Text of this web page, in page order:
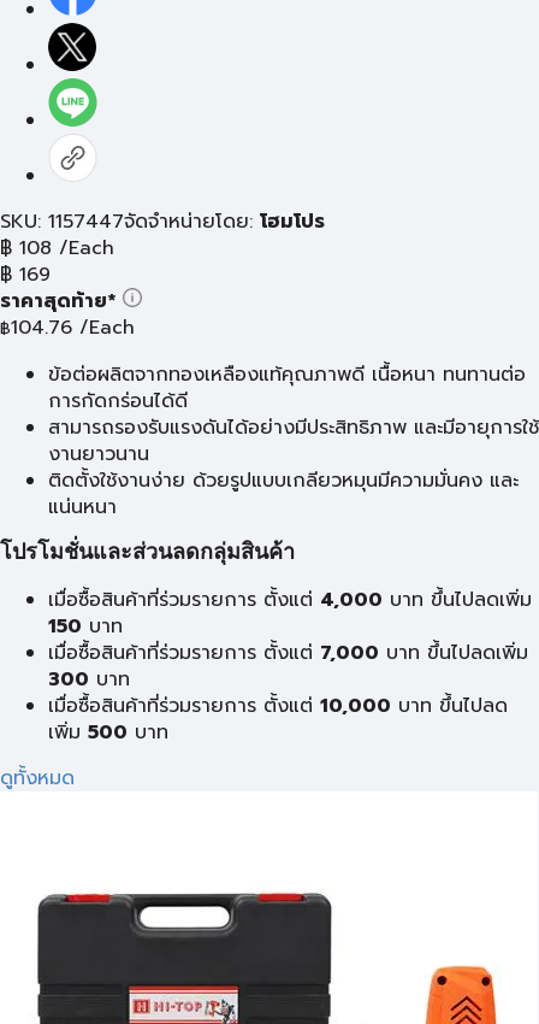
SKU: 1157447จัดจำหน่ายโดย: โฮมโปร
฿ 108 /Each
฿ 169
ราคาสุดท้าย*
฿104.76 /Each
ข้อต่อผลิตจากทองเหลืองแท้คุณภาพดี เนื้อหนา ทนทานต่อ
การกัดกร่อนได้ดี
สามารถรองรับแรงดันได้อย่างมีประสิทธิภาพ และมีอายุการใช้
งานยาวนาน
ติดตั้งใช้งานง่าย ด้วยรูปแบบเกลียวหมุนมีความมั่นคง และ
แน่นหนา
โปรโมชั่นและส่วนลดกลุ่มสินค้า
เมื่อซื้อสินค้าที่ร่วมรายการ ตั้งแต่ 4,000 บาท ขึ้นไปลดเพิ่ม
150 บาท
เมื่อซื้อสินค้าที่ร่วมรายการ ตั้งแต่ 7,000 บาท ขึ้นไปลดเพิ่ม
300 บาท
เมื่อซื้อสินค้าที่ร่วมรายการ ตั้งแต่ 10,000 บาท ขึ้นไปลด
เพิ่ม 500 บาท
ดูทั้งหมด